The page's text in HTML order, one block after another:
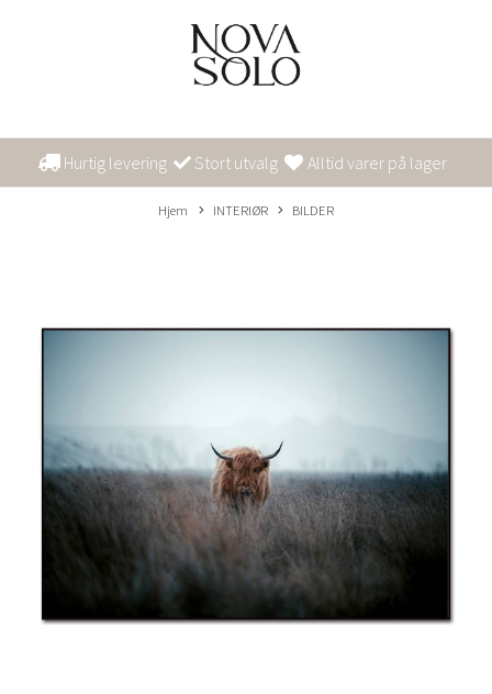
Hurtig levering Stort utvalg Alltid varer på lager
Hjem INTERIØR BILDER